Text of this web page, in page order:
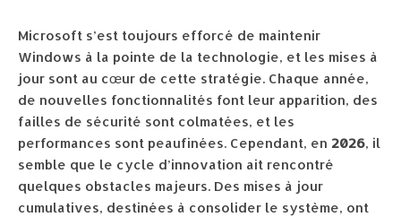
Microsoft s’est toujours efforcé de maintenir
Windows à la pointe de la technologie, et les mises à
jour sont au cœur de cette stratégie. Chaque année,
de nouvelles fonctionnalités font leur apparition, des
failles de sécurité sont colmatées, et les
performances sont peaufinées. Cependant, en 2026, il
semble que le cycle d’innovation ait rencontré
quelques obstacles majeurs. Des mises à jour
cumulatives, destinées à consolider le système, ont